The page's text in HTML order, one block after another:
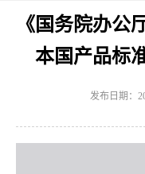
《国务院办公
本国产品标
发布日期：